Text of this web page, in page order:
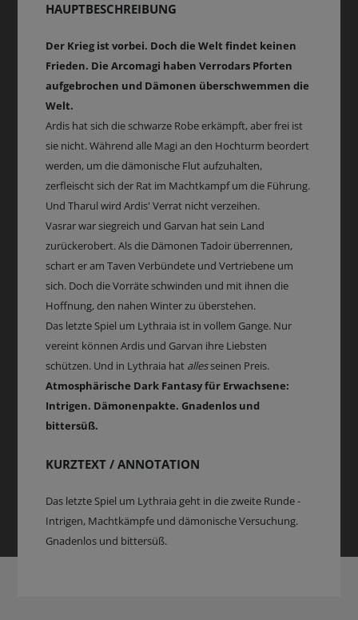
HAUPTBESCHREIBUNG
Der Krieg ist vorbei. Doch die Welt findet keinen
Frieden. Die Arcomagi haben Verrodars Pforten
aufgebrochen und Dämonen überschwemmen die
Welt.
Ardis hat sich die schwarze Robe erkämpft, aber frei ist
sie nicht. Während alle Magi an den Hochturm beordert
werden, um die dämonische Flut aufzuhalten,
zerfleischt sich der Rat im Machtkampf um die Führung.
Und Tharul wird Ardis' Verrat nicht verzeihen.
Vasrar war siegreich und Garvan hat sein Land
zurückerobert. Als die Dämonen Tadoir überrennen,
schart er am Taven Verbündete und Vertriebene um
sich. Doch die Vorräte schwinden und mit ihnen die
Hoffnung, den nahen Winter zu überstehen.
Das letzte Spiel um Lythraia ist in vollem Gange. Nur
vereint können Ardis und Garvan ihre Liebsten
schützen. Und in Lythraia hat allesseinen Preis.
Atmosphärische Dark Fantasy für Erwachsene:
Intrigen. Dämonenpakte. Gnadenlos und
bittersüß.
KURZTEXT / ANNOTATION
Das letzte Spiel um Lythraia geht in die zweite Runde -
Intrigen, Machtkämpfe und dämonische Versuchung.
Gnadenlos und bittersüß.